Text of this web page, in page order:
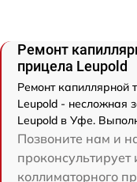
Ремонт
прицела Leupold
Ремонт капиллярной
Leupold - несложная
Leupold в Уфе.
Позвоните нам и
проконсультирует
коллиматорного